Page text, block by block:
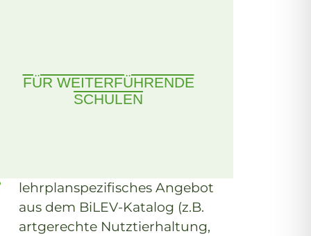
FÜR WEITERFÜHRENDE
SCHULEN
lehrplanspezifisches Angebot
aus dem BiLEV-Katalog (z.B.
artgerechte Nutztierhaltung,